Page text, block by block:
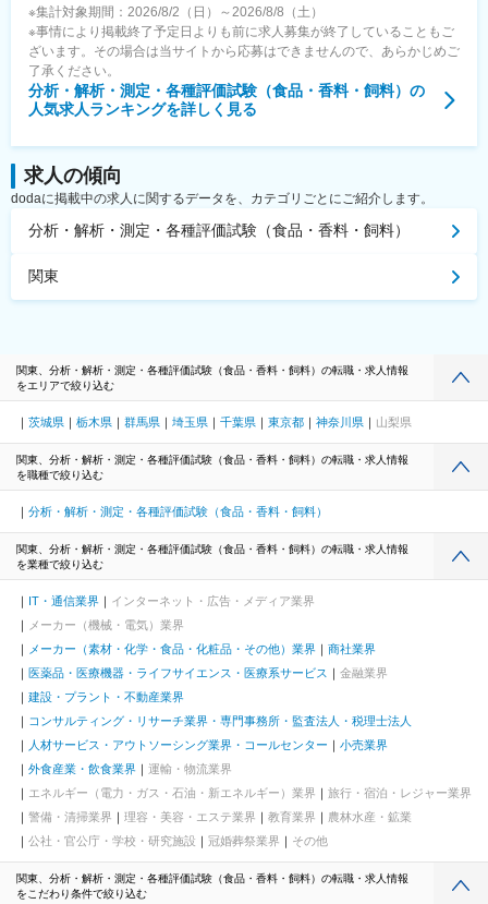
※集計対象期間：2026/8/2（日）～2026/8/8（土）
※事情により掲載終了予定日よりも前に求人募集が終了していることもご
ざいます。その場合は当サイトから応募はできませんので、あらかじめご
了承ください。
分析・解析・測定・各種評価試験（食品・香料・飼料） の
人気求人ランキングを詳しく見る
求人の傾向
dodaに掲載中の求人に関するデータを、カテゴリごとにご紹介します。
分析・解析・測定・各種評価試験（食品・香料・飼料）
関東
関東、分析・解析・測定・各種評価試験（食品・香料・飼料）の転職・求人情報
をエリアで絞り込む
茨城県 栃木県 群馬県 埼玉県 千葉県 東京都 神奈川県 山梨県
関東、分析・解析・測定・各種評価試験（食品・香料・飼料）の転職・求人情報
を職種で絞り込む
分析・解析・測定・各種評価試験（食品・香料・飼料）
関東、分析・解析・測定・各種評価試験（食品・香料・飼料）の転職・求人情報
を業種で絞り込む
IT・通信業界
インターネット・広告・メディア業界
メーカー（機械・電気）業界
メーカー（素材・化学・食品・化粧品・その他）業界
商社業界
医薬品・医療機器・ライフサイエンス・医療系サービス
金融業界
建設・プラント・不動産業界
コンサルティング・リサーチ業界・専門事務所・監査法人・税理士法人
人材サービス・アウトソーシング業界・コールセンター
小売業界
外食産業・飲食業界
運輸・物流業界
エネルギー（電力・ガス・石油・新エネルギー）業界
旅行・宿泊・レジャー業界
警備・清掃業界
理容・美容・エステ業界 教育業界
農林水産・鉱業
公社・官公庁・学校・研究施設
冠婚葬祭業界 その他
関東、分析・解析・測定・各種評価試験（食品・香料・飼料）の転職・求人情報
をこだわり条件で絞り込む